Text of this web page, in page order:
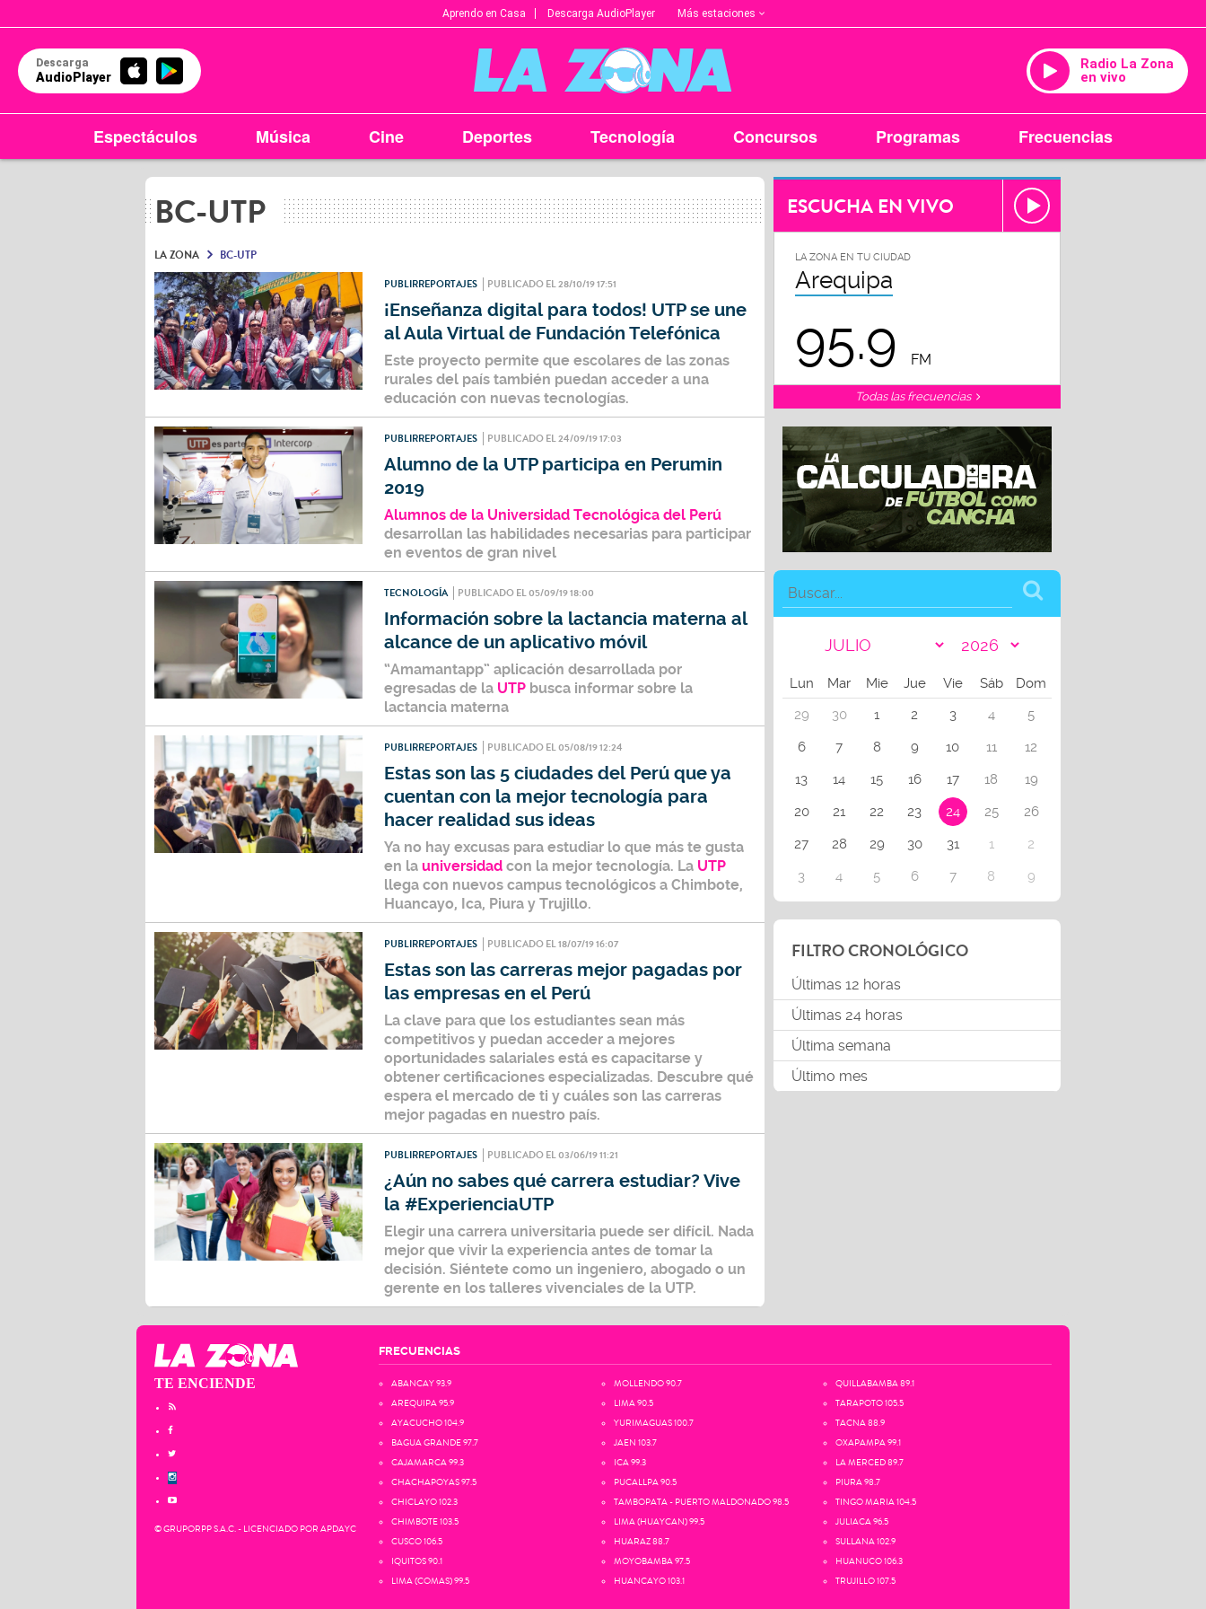
Aprendo en Casa Descarga AudioPlayer Más estaciones
Descarga
AudioPlayer
Radio La Zona
en vivo
Espectáculos Música Cine Deportes Tecnología Concursos Programas Frecuencias
BC-UTP
LA ZONA BC-UTP
PUBLIRREPORTAJES PUBLICADO EL 28/10/19 17:51
¡Enseñanza digital para todos! UTP se une
al Aula Virtual de Fundación Telefónica
Este proyecto permite que escolares de las zonas
rurales del país también puedan acceder a una
educación con nuevas tecnologías.
PUBLIRREPORTAJES PUBLICADO EL 24/09/19 17:03
Alumno de la UTP participa en Perumin
2019
Alumnos de la Universidad Tecnológica del Perú
desarrollan las habilidades necesarias para participar
en eventos de gran nivel
TECNOLOGÍA PUBLICADO EL 05/09/19 18:00
Información sobre la lactancia materna al
alcance de un aplicativo móvil
“Amamantapp” aplicación desarrollada por
egresadas de la UTP busca informar sobre la
lactancia materna
PUBLIRREPORTAJES PUBLICADO EL 05/08/19 12:24
Estas son las 5 ciudades del Perú que ya
cuentan con la mejor tecnología para
hacer realidad sus ideas
Ya no hay excusas para estudiar lo que más te gusta
en la universidad con la mejor tecnología. La UTP
llega con nuevos campus tecnológicos a Chimbote,
Huancayo, Ica, Piura y Trujillo.
PUBLIRREPORTAJES PUBLICADO EL 18/07/19 16:07
Estas son las carreras mejor pagadas por
las empresas en el Perú
La clave para que los estudiantes sean más
competitivos y puedan acceder a mejores
oportunidades salariales está es capacitarse y
obtener certificaciones especializadas. Descubre qué
espera el mercado de ti y cuáles son las carreras
mejor pagadas en nuestro país.
PUBLIRREPORTAJES PUBLICADO EL 03/06/19 11:21
¿Aún no sabes qué carrera estudiar? Vive
la #ExperienciaUTP
Elegir una carrera universitaria puede ser difícil. Nada
mejor que vivir la experiencia antes de tomar la
decisión. Siéntete como un ingeniero, abogado o un
gerente en los talleres vivenciales de la UTP.
ESCUCHA EN VIVO
LA ZONA EN TU CIUDAD
Arequipa
95.9 FM
Todas las frecuencias
Lun Mar Mie Jue Vie Sáb
Dom
29
30 1 2 3 4
5
6
7 8 9 10 11
12
13
14 15 16 17 18
19
20
21 22 23 24 25
26
27
28 29 30 31 1
2
3
4 5 6 7 8 9
FILTRO CRONOLÓGICO
Últimas 12 horas
Últimas 24 horas
Última semana
Último mes
TE ENCIENDE
© GRUPORPP S.A.C. - LICENCIADO POR APDAYC
FRECUENCIAS
ABANCAY 93.9
AREQUIPA 95.9
AYACUCHO 104.9
BAGUA GRANDE 97.7
CAJAMARCA 99.3
CHACHAPOYAS 97.5
CHICLAYO 102.3
CHIMBOTE 103.5
CUSCO 106.5
IQUITOS 90.1
LIMA (COMAS) 99.5
MOLLENDO 90.7
LIMA 90.5
YURIMAGUAS 100.7
JAEN 103.7
ICA 99.3
PUCALLPA 90.5
TAMBOPATA - PUERTO MALDONADO 98.5
LIMA (HUAYCAN) 99.5
HUARAZ 88.7
MOYOBAMBA 97.5
HUANCAYO 103.1
QUILLABAMBA 89.1
TARAPOTO 105.5
TACNA 88.9
OXAPAMPA 99.1
LA MERCED 89.7
PIURA 98.7
TINGO MARIA 104.5
JULIACA 96.5
SULLANA 102.9
HUANUCO 106.3
TRUJILLO 107.5